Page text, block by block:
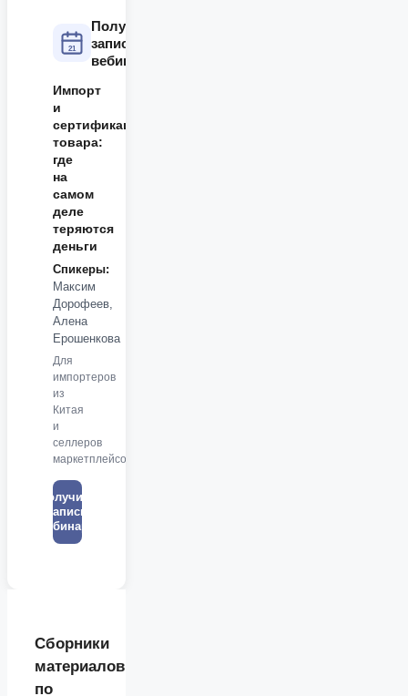
21
Получите
запись
вебинара
Импорт
и
сертификация
товара:
где
на
самом
деле
теряются
деньги
Спикеры:
Максим
Дорофеев,
Алена
Ерошенкова
Для
импортеров
из
Китая
и
селлеров
маркетплейсов
Получить
запись
вебинара
Сборники
материалов
по